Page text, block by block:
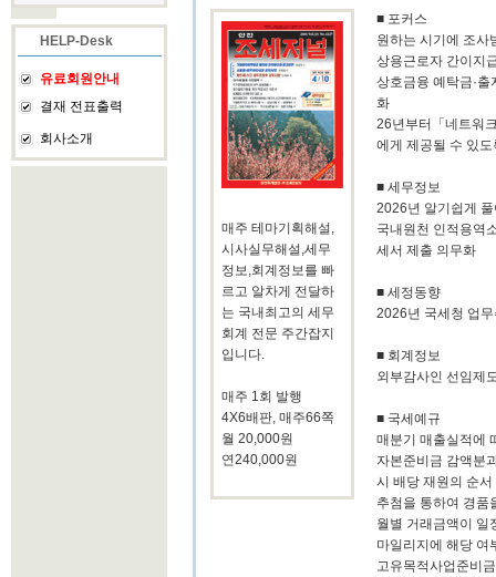
HELP-Desk
유료회원안내
결재 전표출력
회사소개
매주 테마기획해설,
시사실무해설,세무
정보,회계정보를 빠
르고 알차게 전달하
는 국내최고의 세무
회계 전문 주간잡지
입니다.
매주 1회 발행
4X6배판, 매주66쪽
월 20,000원
연240,000원
■ 포커스
원하는 시기에 조
상용근로자 간이지
상호금융 예탁금·출
화
26년부터「네트워
에게 제공될 수 있
■ 세무정보
2026년 알기쉽게
국내원천 인적용역
세서 제출 의무화
■ 세정동향
2026년 국세청 업
■ 회계정보
외부감사인 선임제
■ 국세예규
매분기 매출실적에
자본준비금 감액분
시 배당 재원의 순서
추첨을 통하여 경품
월별 거래금액이 일
마일리지에 해당 여
고유목적사업준비